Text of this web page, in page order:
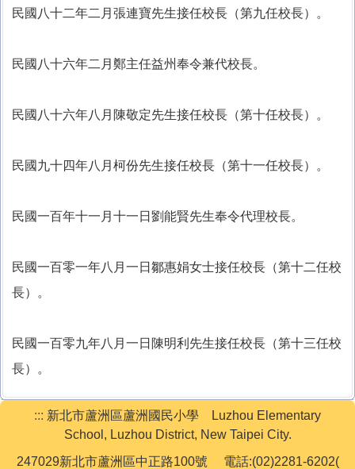
民國八十二年二月張連寶先生接任校長（第九任校長）。
民國八十六年二月鄭主任益州奉令兼代校長。
民國八十六年八月陳敬定先生接任校長（第十任校長）。
民國九十四年八月柯份先生接任校長（第十一任校長）。
民國一百年十一月十一日劉能賢先生奉令代理校長。
民國一百零一年八月一日鄒惠娟女士接任校長（第十二任校
長）。
民國一百零九年八月一日陳明利先生接任校長（第十三任校
長）。
::: 新北市蘆洲區蘆洲國民小學 Luzhou Elementary
School, Luzhou District, New Taipei City.
247029新北市蘆洲區中正路100號 電話:(02)2281-6202(